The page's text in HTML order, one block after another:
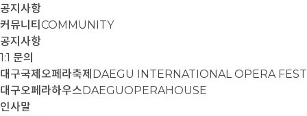
공지사항
커뮤니티 COMMUNITY
공지사항
1:1 문의
대구국제오페라축제 DAEGU INTERNATIONAL OPERA
대구오페라하우스DAEGUOPERAHOUSE
인사말